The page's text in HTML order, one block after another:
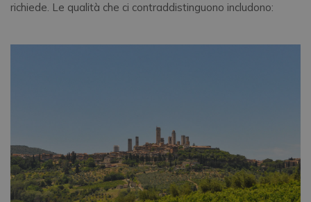
richiede. Le qualità che ci contraddistinguono includono: